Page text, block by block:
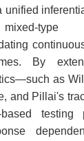
unified
type
By
as
and Pillai's
based testing